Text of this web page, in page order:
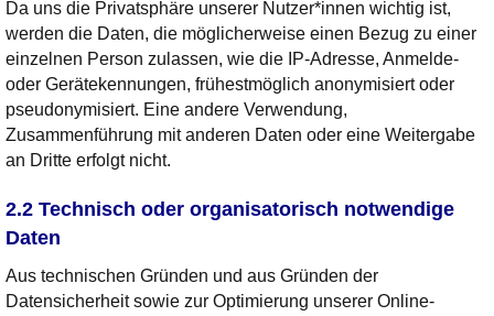
Da uns die Privatsphäre unserer Nutzer*innen wichtig ist,
werden die Daten, die möglicherweise einen Bezug zu einer
einzelnen Person zulassen, wie die IP-Adresse, Anmelde-
oder Gerätekennungen, frühestmöglich anonymisiert oder
pseudonymisiert. Eine andere Verwendung,
Zusammenführung mit anderen Daten oder eine Weitergabe
an Dritte erfolgt nicht.
2.2 Technisch oder organisatorisch notwendige
Daten
Aus technischen Gründen und aus Gründen der
Datensicherheit sowie zur Optimierung unserer Online-